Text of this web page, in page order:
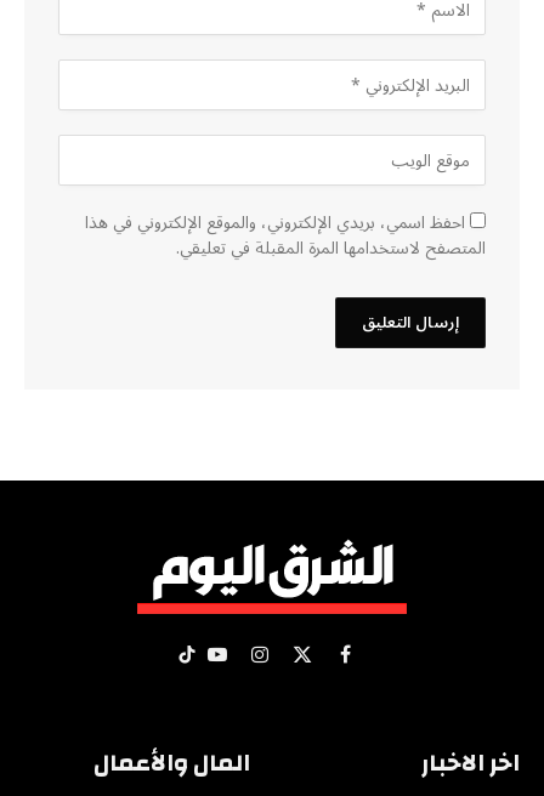
احفظ اسمي، بريدي الإلكتروني، والموقع الإلكتروني في هذا
المتصفح لاستخدامها المرة المقبلة في تعليقي.
فيسبوك
X الانستغراميوتيوبتيكتوك
اخر الاخبار المال والأعمال